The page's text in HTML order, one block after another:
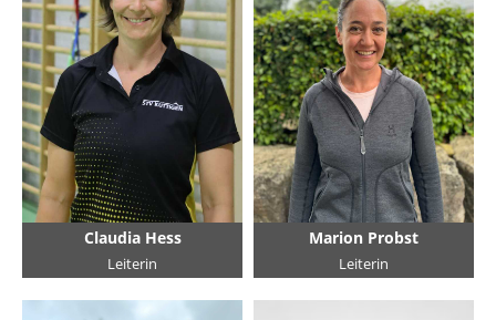
Claudia Hess
Leiterin
Marion Probst
Leiterin